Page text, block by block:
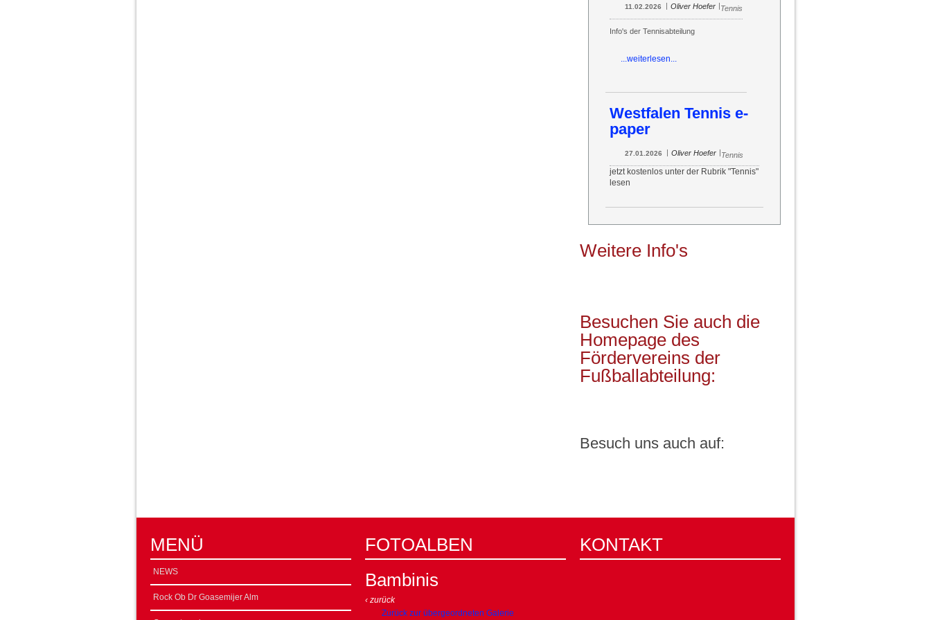
11.02.2026 | Oliver Hoefer |Tennis
Info's der Tennisabteilung
...weiterlesen...
Westfalen Tennis e-
paper
27.01.2026 | Oliver Hoefer |Tennis
jetzt kostenlos unter der Rubrik "Tennis"
lesen
Weitere Info's
Besuchen Sie auch die
Homepage des
Fördervereins der
Fußballabteilung:
Besuch uns auch auf:
MENÜ
NEWS
Rock Ob Dr Goasemijer Alm
FOTOALBEN
Bambinis
‹ zurück
Zurück zur übergeordneten Galerie
KONTAKT